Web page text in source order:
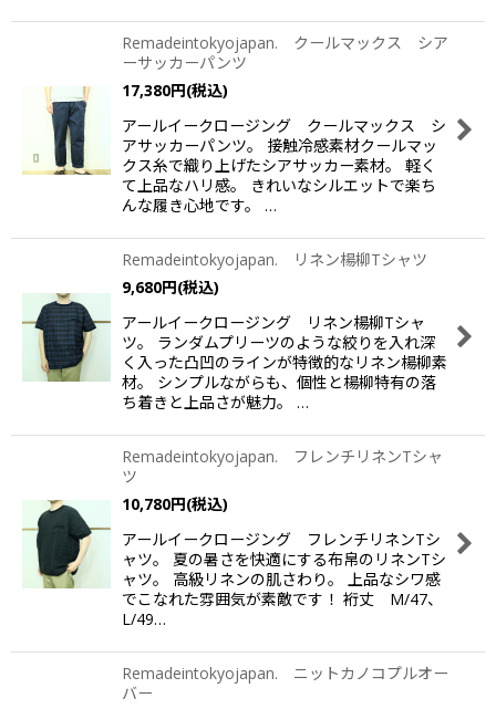
Remadeintokyojapan. クールマックス シア
ーサッカーパンツ
17,380円(税込)
アールイークロージング クールマックス シ
アサッカーパンツ。 接触冷感素材クールマッ
クス糸で織り上げたシアサッカー素材。 軽く
て上品なハリ感。 きれいなシルエットで楽ち
んな履き心地です。 …
Remadeintokyojapan. リネン楊柳Tシャツ
9,680円(税込)
アールイークロージング リネン楊柳Tシャ
ツ。 ランダムプリーツのような絞りを入れ深
く入った凸凹のラインが特徴的なリネン楊柳素
材。 シンプルながらも、個性と楊柳特有の落
ち着きと上品さが魅力。 …
Remadeintokyojapan. フレンチリネンTシャ
ツ
10,780円(税込)
アールイークロージング フレンチリネンTシ
ャツ。 夏の暑さを快適にする布帛のリネンTシ
ャツ。 高級リネンの肌さわり。 上品なシワ感
でこなれた雰囲気が素敵です！ 裄丈 M/47、
L/49…
Remadeintokyojapan. ニットカノコプルオー
バー